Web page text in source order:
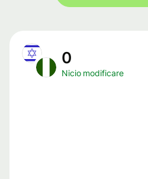
0
Nicio modificare